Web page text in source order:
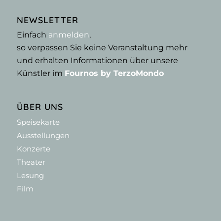
NEWSLETTER
Einfach anmelden,
so verpassen Sie keine Veranstaltung mehr
und erhalten Informationen über unsere
Künstler im Fournos by TerzoMondo
ÜBER UNS
Speisekarte
Ausstellungen
Konzerte
Theater
Lesung
Film